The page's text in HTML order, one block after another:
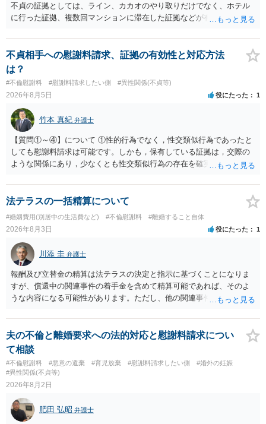
不貞の証拠としては、ライン、カカオのやり取りだけでなく、ホテル
に行った証拠、複数回マンションに滞在した証拠などが有効です。 不
婚する、慰謝料をとるなど）ことができると思われます。 ただし、不
貞発覚後、長期間同居を続けると、不貞を許したとの評価につながる
場合がありますので、ご注意ください。 以上、ご参考まで。
不貞相手への慰謝料請求、証拠の有効性と対応方法
は？
#不倫慰謝料 #慰謝料請求したい側 #異性関係(不貞等)
2026年8月5日 役にたった 1
竹本 真紀 弁護士
【質問①～④】について ①性的行為でなく，性交類似行為であったと
しても慰謝料請求は可能です。しかも，保有している証拠は，交際の
ような関係にあり，少なくとも性交類似行為の存在を確実に証明でき
ことを窺わせるものです。）。ですから，慰謝料請求を進めることで
よいと思います。 ただ．慰謝料額については，婚姻破綻に至っていな
いとして，この点を考慮されることになるかもしれません。 ②夫との
今後のことを考えて書いてもらうか否かを検討するのがよいと思いま
す。今ある証拠以上のことを証明（証明力を強めることも含む）でき
るのであれば，前向きに検討を進めるという考え方でもよいでしょ
う。慰謝料請求としては証拠として使えることが前提であり，その価
値と夫との関係との均衡のように思います。 ③行政書士に委任をして
いるのであれば，どのような内容の委任なのか不明ですが，その行政
書士との協議になると思います。請求するか，訴訟にするか，その点
の見極めや，相手方は性交類似行為は認めているのか，それさえも否
定しているのかによって，考え方・進め方は変わってくると思いま
す。 ④性交類似行為を認めているにもかかわらず支払を拒否するので
あれば，本人（行政書士でも同じだと思います。）への対応ではあま
り変わらないように思います。減額で折り合えるなら本人様の交渉で
もよいように思いますが，ゼロかどうかの観点であれば，訴訟に進む
しかなくなるようにも思います。そうしますと，お近くの弁護士に相
談して進めることを検討した方がよいようにも思います。
法テラスの一括精算について
#婚姻費用(別居中の生活費など) #不倫慰謝料 #離婚すること自体
2026年8月3日 役にたった 1
川添 圭 弁護士
報酬及び立替金の精算は法テラスの決定と指示に基づくことになりま
すが、償還中の関連事件の着手金を含めて精算可能であれば、そのよ
うな内容になる可能性があります。ただし、他の関連事件でも相手方
情によって対応が違いますので、法テラスへお尋ねいただいた方が確
実です。
夫の不倫と離婚要求への法的対応と慰謝料請求につい
て相談
#不倫慰謝料 #悪意の遺棄 #育児放棄 #慰謝料請求したい側
#婚外の妊娠
#異性関係(不貞等)
2026年8月2日
肥田 弘昭 弁護士